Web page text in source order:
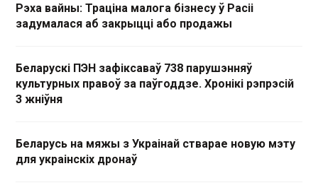
Рэха вайны: Траціна малога бізнесу ў Расіі
задумалася аб закрыцці або продажы
Беларускі ПЭН зафіксаваў 738 парушэнняў
культурных правоў за паўгоддзе. Хронікі рэпрэсій
3 жніўня
Беларусь на мяжы з Украінай стварае новую мэту
для украінскіх дронаў